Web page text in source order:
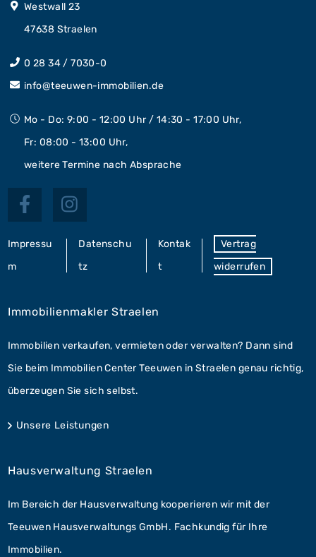
Westwall 23
47638 Straelen
0 28 34 / 7030-0
info@teeuwen-immobilien.de
Mo - Do: 9:00 - 12:00 Uhr / 14:30 - 17:00 Uhr,
Fr: 08:00 - 13:00 Uhr,
weitere Termine nach Absprache
Impressu
m
Datenschu
tz
Kontak
t
Vertrag
widerrufen
Immobilienmakler Straelen
Immobilien verkaufen, vermieten oder verwalten? Dann sind
Sie beim Immobilien Center Teeuwen in Straelen genau richtig,
überzeugen Sie sich selbst.
Unsere Leistungen
Hausverwaltung Straelen
Im Bereich der Hausverwaltung kooperieren wir mit der
Teeuwen Hausverwaltungs GmbH. Fachkundig für Ihre
Immobilien.